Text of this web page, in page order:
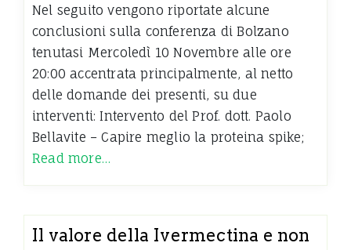
Nel seguito vengono riportate alcune
conclusioni sulla conferenza di Bolzano
tenutasi Mercoledì 10 Novembre alle ore
20:00 accentrata principalmente, al netto
delle domande dei presenti, su due
interventi: Intervento del Prof. dott. Paolo
Bellavite – Capire meglio la proteina spike;
Read more…
Il valore della Ivermectina e non